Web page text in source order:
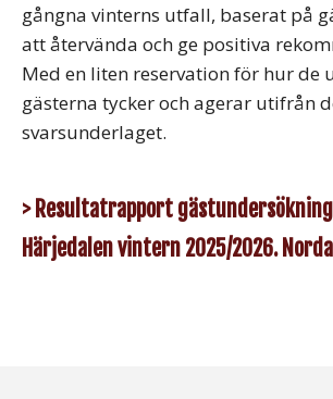
gångna vinterns utfall, baserat på
att återvända och ge positiva
Med en liten reservation för hur de
gästerna tycker och agerar utifrån
svarsunderlaget.
> Resultatrapport
Härjedalen vintern 2025/2026.